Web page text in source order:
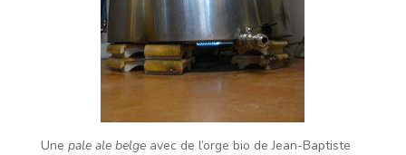
Une pale ale belgeavec de l’orge bio de Jean-Baptiste